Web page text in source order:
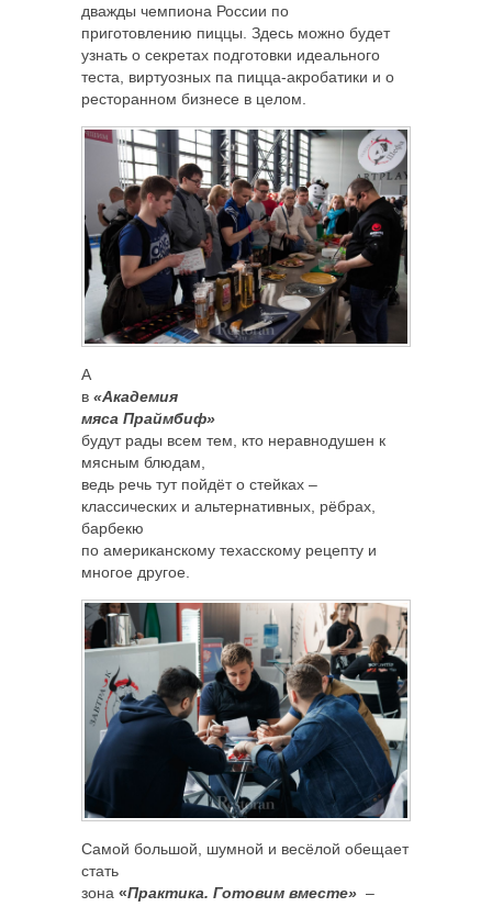
дважды чемпиона России по
приготовлению пиццы. Здесь можно будет
узнать о секретах подготовки идеального
теста, виртуозных па пицца-акробатики и о
ресторанном бизнесе в целом.
А
в «Академия
мяса Праймбиф»
будут рады всем тем, кто неравнодушен к
мясным блюдам,
ведь речь тут пойдёт о стейках –
классических и альтернативных, рёбрах,
барбекю
по американскому техасскому рецепту и
многое другое.
Самой большой, шумной и весёлой обещает
стать
зона «Практика. Готовим вместе» –